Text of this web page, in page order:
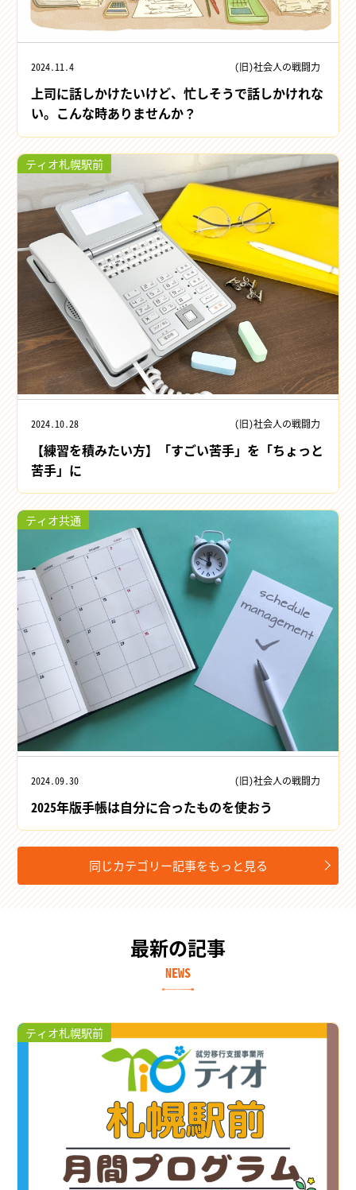
2024.11.4 (旧)社会人の戦闘力
上司に話しかけたいけど、忙しそうで話しかけれな
い。こんな時ありませんか？
ティオ札幌駅前
2024.10.28 (旧)社会人の戦闘力
【練習を積みたい方】「すごい苦手」を「ちょっと
苦手」に
ティオ共通
2024.09.30 (旧)社会人の戦闘力
2025年版手帳は自分に合ったものを使おう
同じカテゴリー記事をもっと見る
最新の記事
NEWS
ティオ札幌駅前